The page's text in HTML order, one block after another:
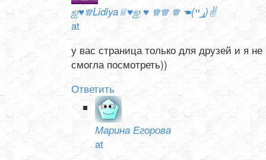
ஐ♥♕Lidiya♕♥ஐ ♥ ♕♕ ♕ ☚(ړײ)✌
at
у вас страница только для друзей и я не
смогла посмотреть))
Ответить
Марина Егорова
at